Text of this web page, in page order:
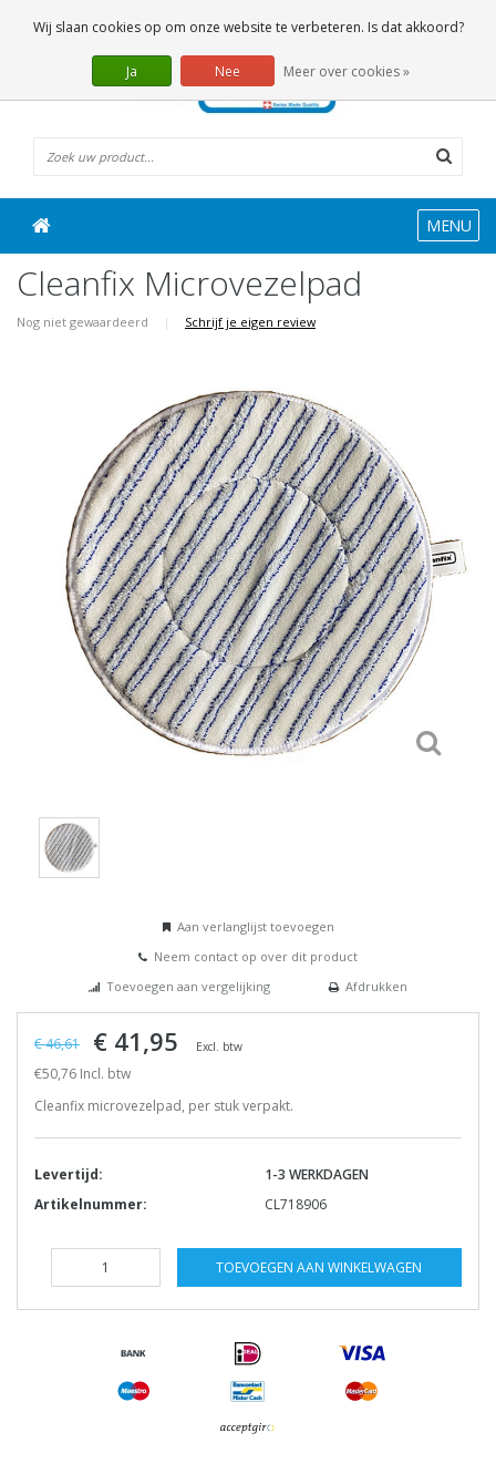
0 Artikelen
MENU
Cleanfix Microvezelpad
Nog niet gewaardeerd | Schrijf je eigen review
Aan verlanglijst toevoegen
Neem contact op over dit product
Toevoegen aan vergelijking
Afdrukken
€ 46,61 € 41,95 Excl. btw
€50,76 Incl. btw
Cleanfix microvezelpad, per stuk verpakt.
Levertijd:
1-3 WERKDAGEN
Artikelnummer:
CL718906
TOEVOEGEN AAN WINKELWAGEN
Wij slaan cookies op om onze website te verbeteren. Is dat akkoord?
Ja Nee Meer over cookies »